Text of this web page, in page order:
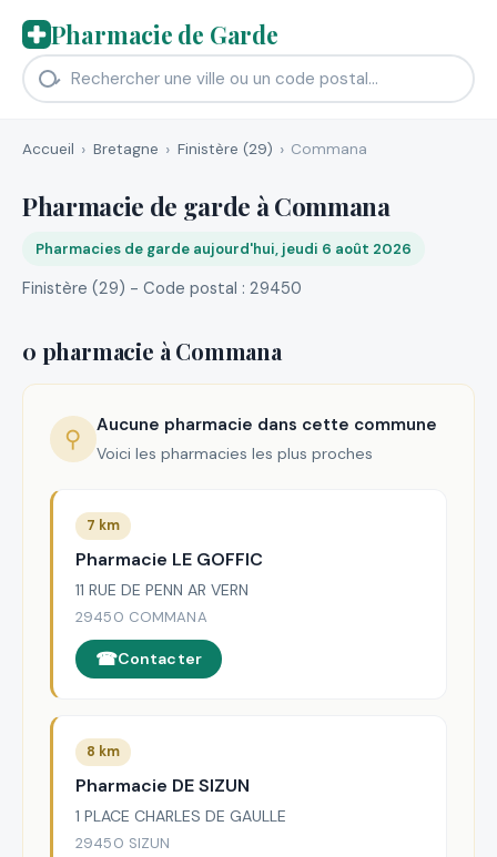
Pharmacie de Garde
Accueil Bretagne Finistère (29) Commana
Pharmacie de garde à Commana
Pharmacies de garde aujourd'hui, jeudi 6 août 2026
Finistère (29) - Code postal : 29450
0 pharmacie à Commana
⚲ Aucune pharmacie dans cette commune
Voici les pharmacies les plus proches
7 km
Pharmacie LE GOFFIC
11 RUE DE PENN AR VERN
29450 COMMANA
Contacter
8 km
Pharmacie DE SIZUN
1 PLACE CHARLES DE GAULLE
29450 SIZUN